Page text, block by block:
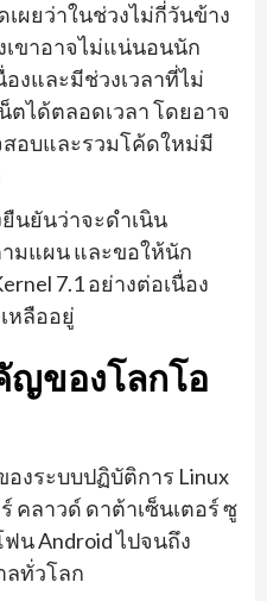
เผยว่าในช่วงไม่กี่วันข้าง
เขาอาจไม่แน่นอนนัก
งและมีช่วงเวลาที่ไม่
ตได้ตลอดเวลา โดยอาจ
อบและรวมโค้ดใหม่มี
นยันว่าจะดำเนิน
มแผน และขอให้นัก
7.1 อย่างต่อเนื่อง
หลืออยู่
ญของโลกโอ
งระบบปฏิบัติการ Linux
คลาวด์ ดาต้าเซ็นเตอร์ ซู
น Android ไปจนถึง
ทั่วโลก